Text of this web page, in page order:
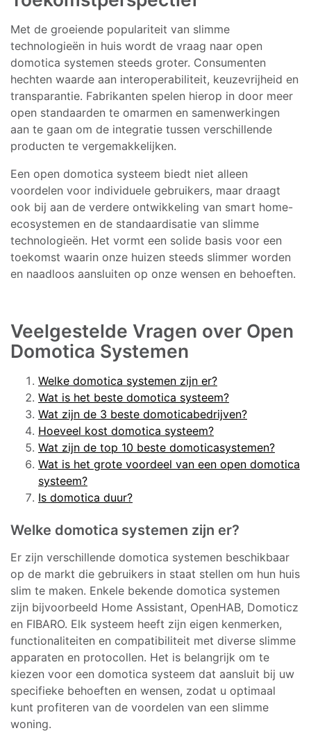
Met de groeiende populariteit van slimme
technologieën in huis wordt de vraag naar open
domotica systemen steeds groter. Consumenten
hechten waarde aan interoperabiliteit, keuzevrijheid en
transparantie. Fabrikanten spelen hierop in door meer
open standaarden te omarmen en samenwerkingen
aan te gaan om de integratie tussen verschillende
producten te vergemakkelijken.
Een open domotica systeem biedt niet alleen
voordelen voor individuele gebruikers, maar draagt
ook bij aan de verdere ontwikkeling van smart home-
ecosystemen en de standaardisatie van slimme
technologieën. Het vormt een solide basis voor een
toekomst waarin onze huizen steeds slimmer worden
en naadloos aansluiten op onze wensen en behoeften.
Veelgestelde Vragen over Open
Domotica Systemen
Welke domotica systemen zijn er?
Wat is het beste domotica systeem?
Wat zijn de 3 beste domoticabedrijven?
Hoeveel kost domotica systeem?
Wat zijn de top 10 beste domoticasystemen?
Wat is het grote voordeel van een open domotica
systeem?
Is domotica duur?
Welke domotica systemen zijn er?
Er zijn verschillende domotica systemen beschikbaar
op de markt die gebruikers in staat stellen om hun huis
slim te maken. Enkele bekende domotica systemen
zijn bijvoorbeeld Home Assistant, OpenHAB, Domoticz
en FIBARO. Elk systeem heeft zijn eigen kenmerken,
functionaliteiten en compatibiliteit met diverse slimme
apparaten en protocollen. Het is belangrijk om te
kiezen voor een domotica systeem dat aansluit bij uw
specifieke behoeften en wensen, zodat u optimaal
kunt profiteren van de voordelen van een slimme
woning.